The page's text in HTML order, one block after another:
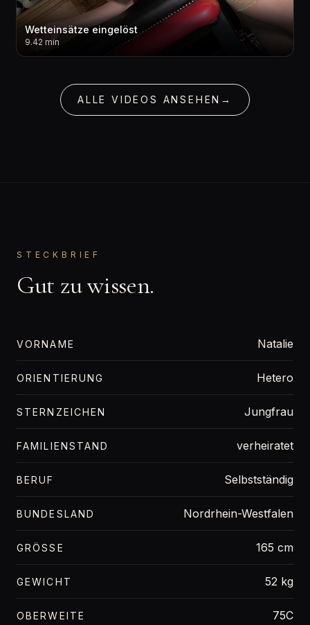
Wetteinsätze eingelöst
9.42 min
ALLE VIDEOS ANSEHEN →
STECKBRIEF
Gut zu wissen.
VORNAME Natalie
ORIENTIERUNG Hetero
STERNZEICHEN Jungfrau
FAMILIENSTAND verheiratet
BERUF Selbstständig
BUNDESLAND Nordrhein-Westfalen
GRÖSSE 165 cm
GEWICHT 52 kg
OBERWEITE 75C